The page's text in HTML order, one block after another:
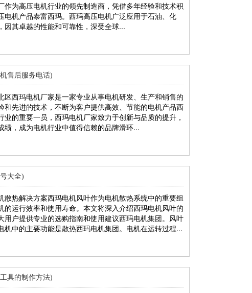
作为高压电机行业的领先制造商，凭借多年经验和技术积
电机产品泰富西玛。西玛高压电机广泛应用于石油、化
因其卓越的性能和可靠性，深受全球...
售后服务电话)
区西玛电机厂家是一家专业从事电机研发、生产和销售的
和先进的技术，不断为客户提供高效、节能的电机产品西
的重要一员，西玛电机厂家致力于创新与品质的提升，
绩，成为电机行业中值得信赖的品牌滑环...
大全)
散热解决方案西玛电机风叶作为电机散热系统中的重要组
的运行效率和使用寿命。本文将深入介绍西玛电机风叶的
用户提供专业的选购指南和使用建议西玛电机集团。风叶
机中的主要功能是散热西玛电机集团。电机在运转过程...
具的制作方法)